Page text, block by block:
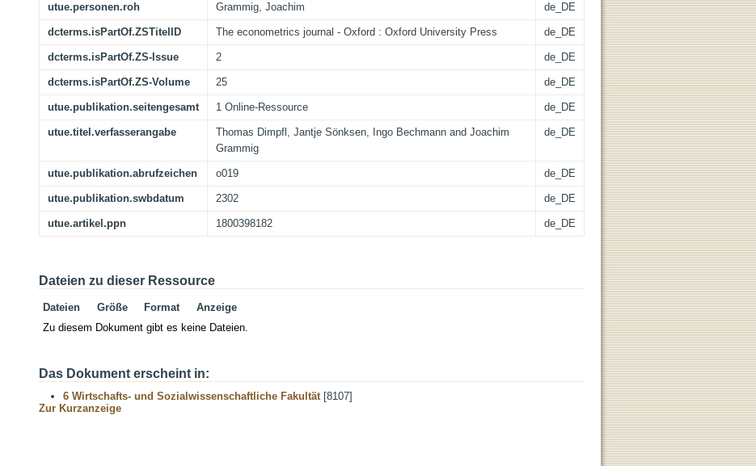
utue.personen.roh Grammig, Joachim de_DE
dcterms.isPartOf.ZSTitelID The econometrics journal - Oxford : Oxford University Press de_DE
dcterms.isPartOf.ZS-Issue 2 de_DE
dcterms.isPartOf.ZS-Volume 25 de_DE
utue.publikation.seitengesamt 1 Online-Ressource de_DE
utue.titel.verfasserangabe
Thomas Dimpfl, Jantje Sönksen, Ingo Bechmann and Joachim
Grammig
de_DE
utue.publikation.abrufzeichen o019 de_DE
utue.publikation.swbdatum 2302 de_DE
utue.artikel.ppn 1800398182 de_DE
Dateien zu dieser Ressource
Dateien Größe Format
Anzeige
Zu diesem Dokument gibt es keine Dateien.
Das Dokument erscheint in:
6 Wirtschafts- und Sozialwissenschaftliche Fakultät[8107]
Zur Kurzanzeige